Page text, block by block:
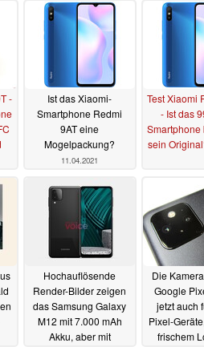
-
Ist das Xiaomi-
Smartphone Redmi
9AT eine
Mogelpackung?
11.04.2021
Test Xiaomi
- Ist das
Smartphone
sein
Hochauflösende
Render-Bilder zeigen
das Samsung Galaxy
M12 mit 7.000 mAh
Akku, aber mit
Die
Google
jetzt auch
Pixel-
frischem